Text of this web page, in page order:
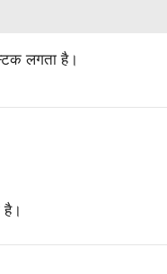
लगता है।
है।